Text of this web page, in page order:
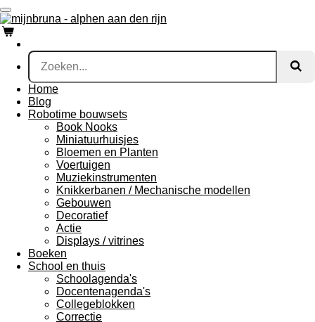
Ga
direct
naar
de
hoofdinhoud
Home
Blog
Robotime bouwsets
Book Nooks
Miniatuurhuisjes
Bloemen en Planten
Voertuigen
Muziekinstrumenten
Knikkerbanen / Mechanische modellen
Gebouwen
Decoratief
Actie
Displays / vitrines
Boeken
School en thuis
Schoolagenda's
Docentenagenda's
Collegeblokken
Correctie